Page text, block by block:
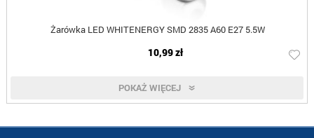
Żarówka LED WHITENERGY SMD 2835 A60 E27 5.5W
10,99 zł
POKAŻ WIĘCEJ